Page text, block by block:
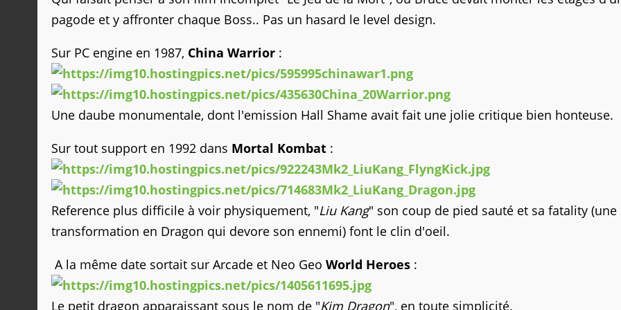
pagode et y affronter chaque Boss.. Pas un hasard le level design.
Sur PC engine en 1987, China Warrior :
Une daube monumentale, dont l'emission Hall Shame avait fait une jolie critique bien honteuse.
Sur tout support en 1992 dans Mortal Kombat :
Reference plus difficile à voir physiquement, "Liu Kang" son coup de pied sauté et sa fatality (une
transformation en Dragon qui devore son ennemi) font le clin d'oeil.
A la même date sortait sur Arcade et Neo Geo World Heroes :
Le petit dragon apparaissant sous le nom de "Kim Dragon", en toute simplicité.